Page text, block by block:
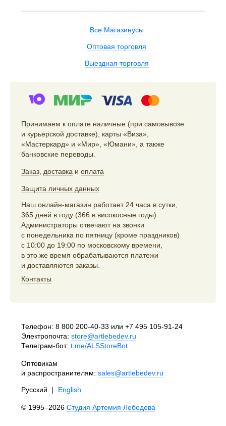
Все Магазинусы
Оптовая торговля
Выездная торговля
Принимаем к оплате наличные (при самовывозе
и курьерской доставке), карты «Виза»,
«Мастеркард» и «Мир», «Юмани», а также
банковские переводы.
Заказ, доставка и оплата
Защита личных данных
Наш онлайн-магазин работает 24 часа в сутки,
365 дней в году (366 в високосные годы).
Администраторы отвечают на звонки
с понедельника по пятницу (кроме праздников)
с 10:00 до 19:00 по московскому времени,
в это же время обрабатываются платежи
и доставляются заказы.
Контакты
Телефон: 8 800 200-40-33 или +7 495 105-91-24
Электропочта: store@artlebedev.ru
Телеграм-бот: t.me/ALSStoreBot
Оптовикам
и распространителям: sales@artlebedev.ru
Русский | English
© 1995–2026 Студия Артемия Лебедева